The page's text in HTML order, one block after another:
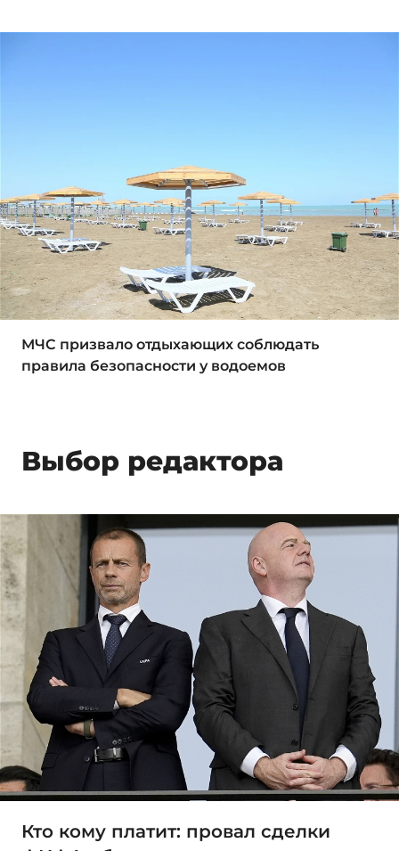
МЧС призвало отдыхающих соблюдать
правила безопасности у водоемов
Выбор редактора
Кто кому платит: провал сделки